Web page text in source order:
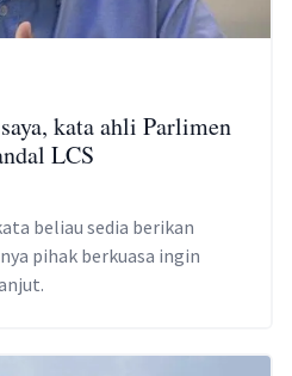
kata ahli Parlimen
LCS
beliau sedia berikan
pihak berkuasa ingin